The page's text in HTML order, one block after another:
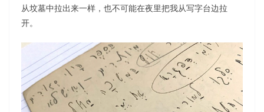
从坟墓中拉出来一样，也不可能在夜里把我从写字台边拉
开。